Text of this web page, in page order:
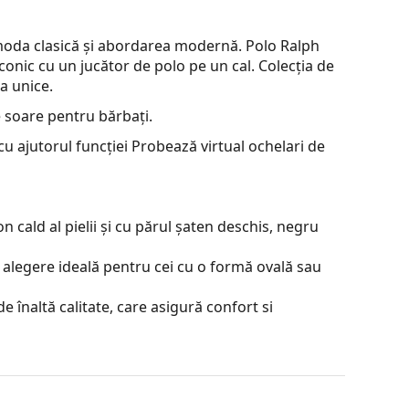
clasică și abordarea modernă. Polo Ralph
cu un jucător de polo pe un cal. Colecția de
unice.
pentru bărbați.
ajutorul funcției Probează virtual ochelari de
cald al pielii și cu părul șaten deschis, negru
ideală pentru cei cu o formă ovală sau
înaltă calitate, care asigură confort si
sau a distorsiona culorile.